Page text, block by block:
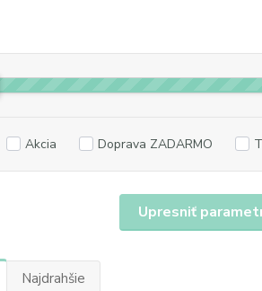
Upresniť
Akcia Doprava ZADARMO
Najdrahšie